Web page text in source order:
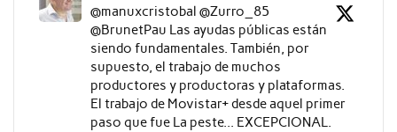
@manuxcristobal @Zurro_85
@BrunetPau Las ayudas públicas están
siendo fundamentales. También, por
supuesto, el trabajo de muchos
productores y productoras y plataformas.
El trabajo de Movistar+ desde aquel primer
paso que fue La peste... EXCEPCIONAL.